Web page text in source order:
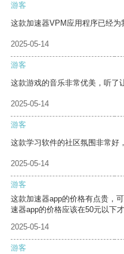
游客
这款加速器VPM应用程序已经为
2025-05-14
游客
这款游戏的音乐非常优美，听了
2025-05-14
游客
这款学习软件的社区氛围非常好
2025-05-14
游客
这款加速器app的价格有点贵，
速器app的价格应该在50元以下才
2025-05-14
游客